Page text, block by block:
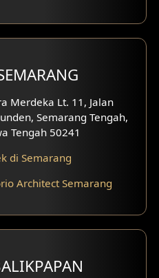
Merdeka Lt. 11, Jalan
Semarang Tengah,
Tengah 50241
di Semarang
Architect Semarang